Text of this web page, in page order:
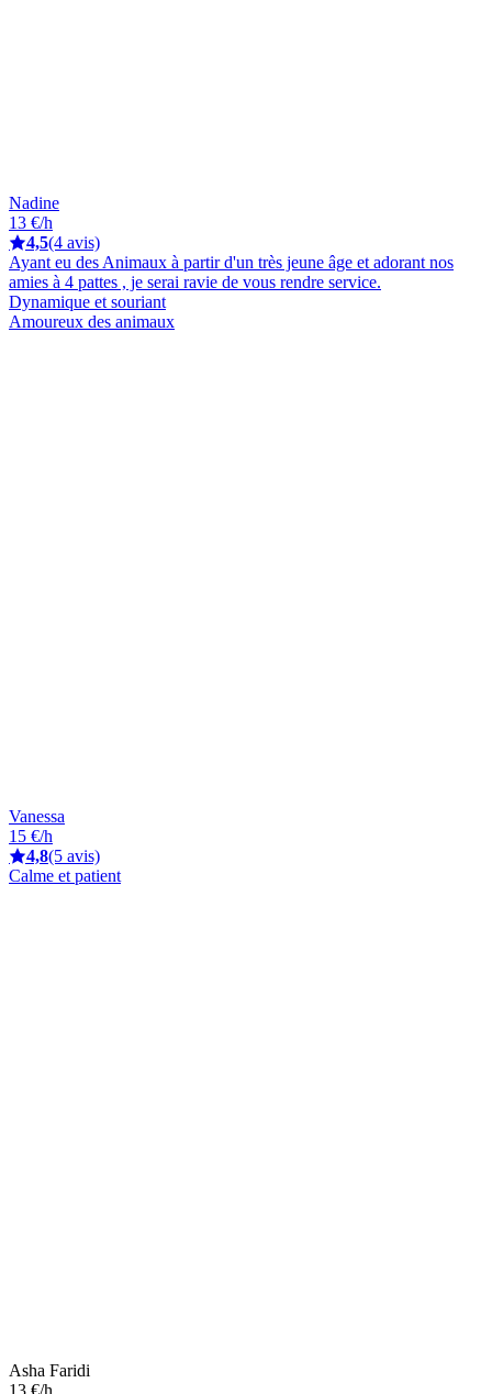
Nadine
13 €/h
4,5(4 avis)
Ayant eu des Animaux à partir d'un très jeune âge et adorant nos
amies à 4 pattes , je serai ravie de vous rendre service.
Dynamique et souriant
Amoureux des animaux
Vanessa
15 €/h
4,8(5 avis)
Calme et patient
Asha Faridi
13 €/h